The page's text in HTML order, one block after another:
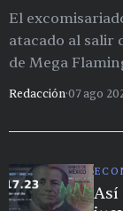
El
atacado al salir
de Mega
Redacción·07 ago
Así